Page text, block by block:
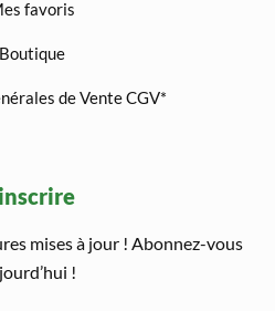
favoris
Boutique
de Vente CGV*
mises à jour ! Abonnez-vous
!